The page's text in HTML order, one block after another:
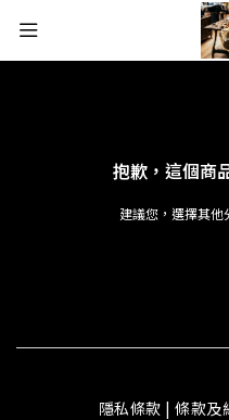
抱歉，這個商
建議您，選擇其
隱私條款 | 條款